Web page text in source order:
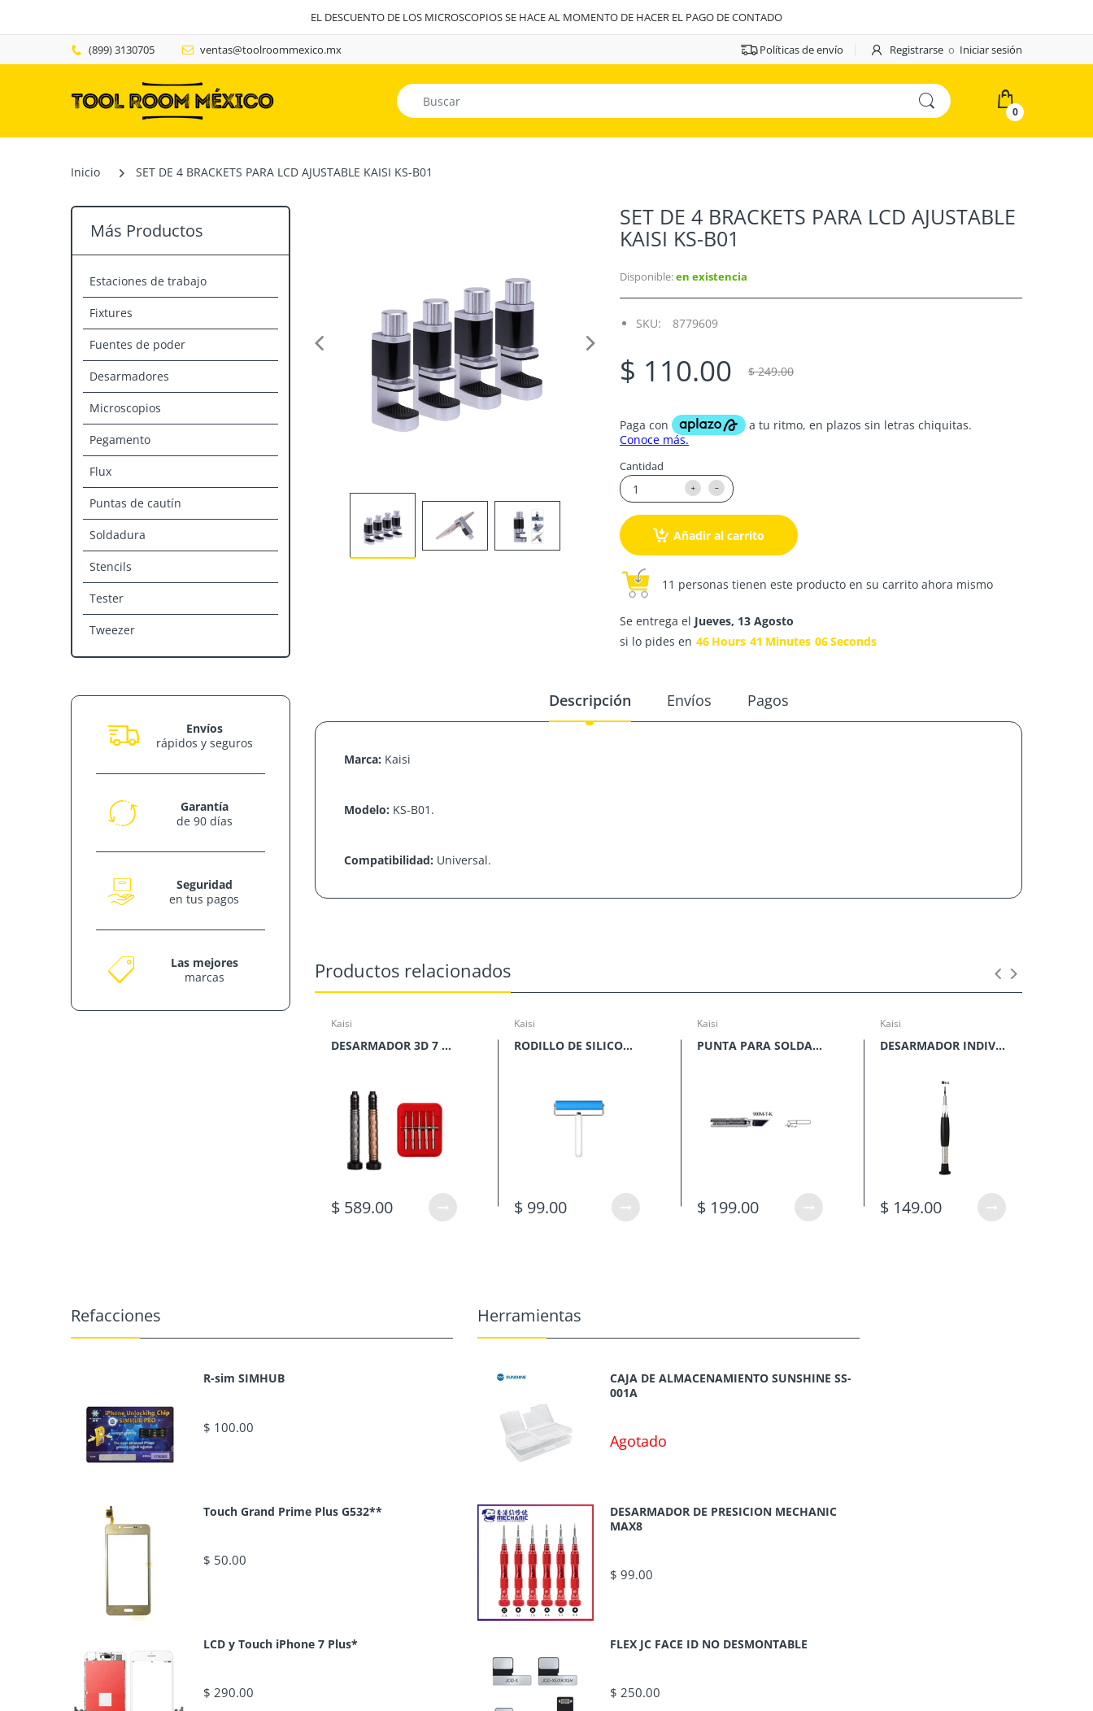
EL DESCUENTO DE LOS MICROSCOPIOS SE HACE AL MOMENTO DE HACER EL PAGO DE CONTADO
(899) 3130705 ventas@toolroommexico.mx Políticas de envío Registrarse o Iniciar sesión
0
Inicio SET DE 4 BRACKETS PARA LCD AJUSTABLE KAISI KS-B01
Más Productos
Estaciones de trabajo
Fixtures
Fuentes de poder
Desarmadores
Microscopios
Pegamento
Flux
Puntas de cautín
Soldadura
Stencils
Tester
Tweezer
Envíos
rápidos y seguros
Garantía
de 90 días
Seguridad
en tus pagos
Las mejores
marcas
SET DE 4 BRACKETS PARA LCD AJUSTABLE
KAISI KS-B01
Disponible:en existencia
SKU: 8779609
$ 110.00 $ 249.00
Cantidad
Añadir al carrito
11 personas tienen este producto en su carrito ahora mismo
Se entrega el Jueves, 13 Agosto
si lo pides en 46 Hours 41 Minutes 06Seconds
Descripción Envíos Pagos
Marca: Kaisi
Modelo: KS-B01.
Compatibilidad: Universal.
Productos relacionados
Kaisi
DESARMADOR 3D 7 EN 1 KAISI K-8926
$ 589.00
Kaisi
RODILLO DE SILICON KAISI KG-1303
$ 99.00
Kaisi
PUNTA PARA SOLDAR KAISI 900M-T-K
$ 199.00
Kaisi
DESARMADOR INDIVIDUALES KAISI K-8246
$ 149.00
Refacciones
R-sim SIMHUB
$ 100.00
Touch Grand Prime Plus G532**
$ 50.00
LCD y Touch iPhone 7 Plus*
$ 290.00
Herramientas
CAJA DE ALMACENAMIENTO SUNSHINE SS-
001A
Agotado
DESARMADOR DE PRESICION MECHANIC
MAX8
$ 99.00
FLEX JC FACE ID NO DESMONTABLE
$ 250.00